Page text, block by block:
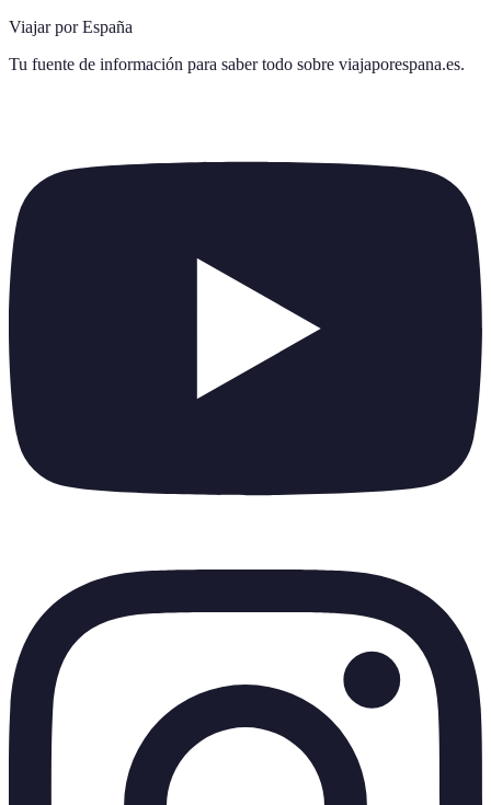
Viajar por España
Tu fuente de información para saber todo sobre viajaporespana.es.